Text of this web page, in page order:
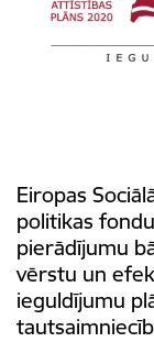
Eiropas
politikas
pierādījumu
vērstu un
ieguldījumu